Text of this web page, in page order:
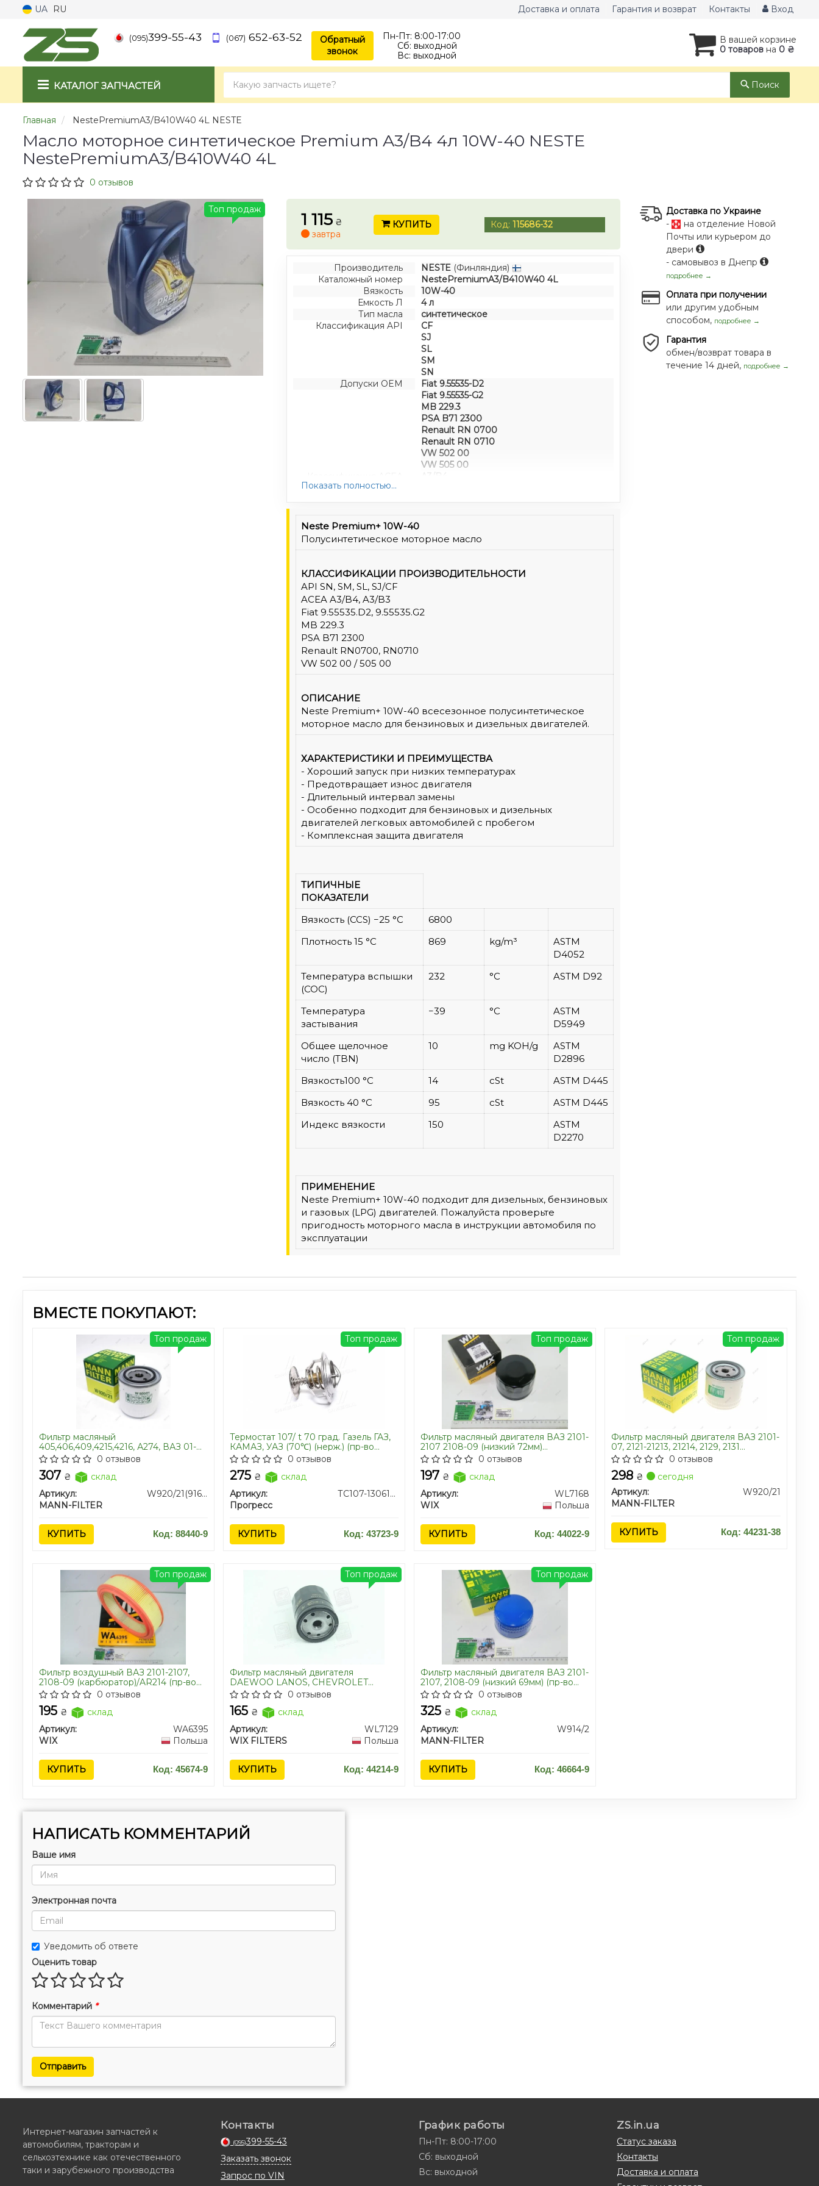
UA RU Доставка и оплата Гарантия и возврат Контакты Вход
(095)399-55-43 (067) 652-63-52
Обратный
звонок
Пн-Пт: 8:00-17:00
Сб: выходной
Вс: выходной
В вашей корзине
0 товаров на 0 ₴
КАТАЛОГ ЗАПЧАСТЕЙ Поиск
Главная NestePremiumA3/B410W40 4L NESTE
Масло моторное синтетическое Premium A3/B4 4л 10W-40 NESTE
NestePremiumA3/B410W40 4L
0 отзывов
Топ продаж 1 115 ₴
завтра
КУПИТЬ Код:115686-32
Производитель NESTE (Финляндия)
Каталожный номер
NestePremiumA3/B410W40 4L
Вязкость
10W-40
Емкость Л
4 л
Тип масла
синтетическое
Классификация API
CF
SJ
SL
SM
SN
Допуски OEM
Fiat 9.55535-D2
Fiat 9.55535-G2
MB 229.3
PSA B71 2300
Renault RN 0700
Renault RN 0710
VW 502 00
VW 505 00
Показать полностью...
Neste Premium+ 10W-40
Полусинтетическое моторное масло
КЛАССИФИКАЦИИ ПРОИЗВОДИТЕЛЬНОСТИ
API SN, SM, SL, SJ/CF
ACEA A3/B4, A3/B3
Fiat 9.55535.D2, 9.55535.G2
MB 229.3
PSA B71 2300
Renault RN0700, RN0710
VW 502 00 / 505 00
ОПИСАНИЕ
Neste Premium+ 10W-40 всесезонное полусинтетическое
моторное масло для бензиновых и дизельных двигателей.
ХАРАКТЕРИСТИКИ И ПРЕИМУЩЕСТВА
- Хороший запуск при низких температурах
- Предотвращает износ двигателя
- Длительный интервал замены
- Особенно подходит для бензиновых и дизельных
двигателей легковых автомобилей с пробегом
- Комплексная защита двигателя
ТИПИЧНЫЕ
ПОКАЗАТЕЛИ
Вязкость (CCS) −25 °C
6800
Плотность 15 °C
869 kg/m³
ASTM
D4052
Температура вспышки
(COC)
232 °C ASTM D92
Температура
застывания
−39 °C
ASTM
D5949
Общее щелочное
число (TBN)
10 mg KOH/g
ASTM
D2896
Вязкость100 °C
14 cSt
ASTM D445
Вязкость 40 °C
95 cSt
ASTM D445
Индекс вязкости
150
ASTM
D2270
ПРИМЕНЕНИЕ
Neste Premium+ 10W-40 подходит для дизельных, бензиновых
и газовых (LPG) двигателей. Пожалуйста проверьте
пригодность моторного масла в инструкции автомобиля по
эксплуатации
Доставка по Украине
-
на отделение Новой
Почты или курьером до
двери
- самовывоз в Днепр
подробнее →
Оплата при получении
или другим удобным
способом, подробнее →
Гарантия
обмен/возврат товара в
течение 14 дней, подробнее →
ВМЕСТЕ ПОКУПАЮТ:
Фильтр масляный
405,406,409,4215,4216, А274, ВАЗ 01-
05/низкий Газель,Волга,ВАЗ,Уаз (пр-
во MANN)
0 отзывов
307 ₴
склад
Артикул:
W920/21(916/1)
MANN-FILTER
КУПИТЬ Код: 88440-9
Топ продаж
Термостат 107/ t 70 град. Газель ГАЗ,
КАМАЗ, УАЗ (70℃) (нерж.) (пр-во
Прогресс)
0 отзывов
275 ₴
склад
Артикул:
ТС107-1306100-02
Прогресс
КУПИТЬ Код: 43723-9
Топ продаж
Фильтр масляный двигателя ВАЗ 2101-
2107 2108-09 (низкий 72мм)
WL7168/OP520/1 (пр-во WIX-Filtron
UA)
0 отзывов
197 ₴
склад
Артикул:
WL7168
WIX
Польша
КУПИТЬ Код: 44022-9
Топ продаж
Фильтр масляный двигателя ВАЗ 2101-
07, 2121-21213, 21214, 2129, 2131
(высокий 95мм) (пр-во MANN)
0 отзывов
298 ₴
сегодня
Артикул:
W920/21
MANN-FILTER
КУПИТЬ Код: 44231-38
Топ продаж
Фильтр воздушный ВАЗ 2101-2107,
2108-09 (карбюратор)/AR214 (пр-во
WIX-Filtron UA)0 отзывов
195 ₴
склад
Артикул:
WA6395
WIX
Польша
КУПИТЬ Код: 45674-9
Топ продаж
Фильтр масляный двигателя
DAEWOO LANOS, CHEVROLET
LACETTI, AVEO WL7129/OP570 (пр-во
WIX-Filtron)
0 отзывов
165 ₴
склад
Артикул:
WL7129
WIX FILTERS
Польша
КУПИТЬ Код: 44214-9
Топ продаж
Фильтр масляный двигателя ВАЗ 2101-
2107, 2108-09 (низкий 69мм) (пр-во
MANN)
0 отзывов
325 ₴
склад
Артикул:
W914/2
MANN-FILTER
КУПИТЬ Код: 46664-9
Топ продаж
НАПИСАТЬ КОММЕНТАРИЙ
Ваше имя
Электронная почта
Уведомить об ответе
Оценить товар
Комментарий *
Отправить
Интернет-магазин запчастей к
автомобилям, тракторам и
сельхозтехнике как отечественного
таки и зарубежного производства
Контакты
(095)399-55-43
Заказать звонок
Запрос по VIN
График работы
Пн-Пт: 8:00-17:00
Сб: выходной
Вс: выходной
ZS.in.ua
Статус заказа
Контакты
Доставка и оплата